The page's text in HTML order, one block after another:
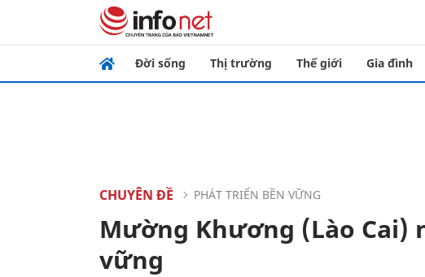
Đời sống Thị trường Thế giới Gia đình
CHUYÊN ĐỀ PHÁT TRIỂN BỀN VỮNG
Mường Khương (Lào Cai)
vững